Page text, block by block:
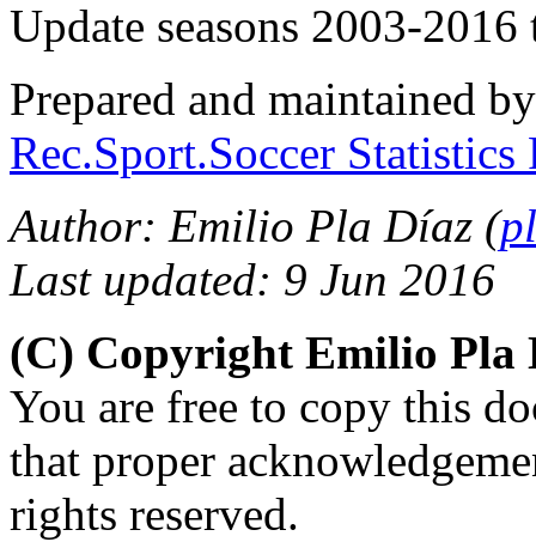
Update seasons 2003-
Prepared and maintained
Rec.Sport.Soccer
Author: Emilio Pla Díaz (
Last updated: 9 Jun 2016
(C) Copyright Emilio Pla
You are free to copy this
that proper
rights reserved.